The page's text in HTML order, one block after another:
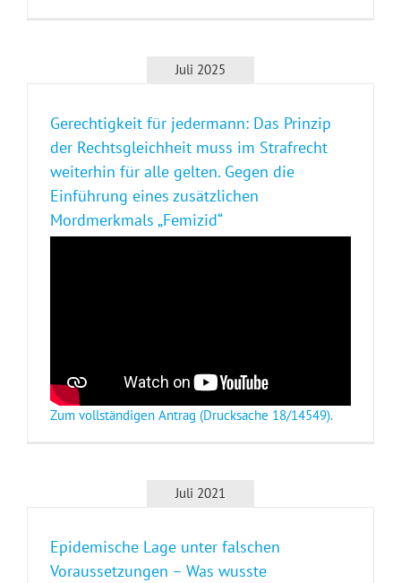
Juli 2025
Gerechtigkeit für jedermann: Das Prinzip
der Rechtsgleichheit muss im Strafrecht
weiterhin für alle gelten. Gegen die
Einführung eines zusätzlichen
Mordmerkmals „Femizid“
Zum vollständigen Antrag (Drucksache 18/14549).
Juli 2021
Epidemische Lage unter falschen
Voraussetzungen – Was wusste